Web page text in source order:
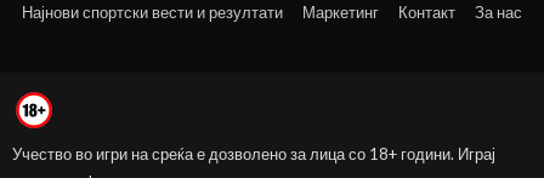
Најнови спортски вести и резултати Маркетинг Контакт За нас
Учество во игри на среќа е дозволено за лица со 18+ години. Играј